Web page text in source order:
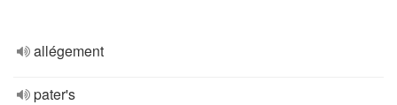
allégement
pater's